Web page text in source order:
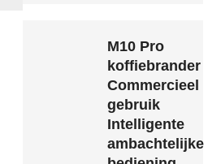
M10 Pro
koffiebrander
Commercieel
gebruik
Intelligente
ambachtelijke